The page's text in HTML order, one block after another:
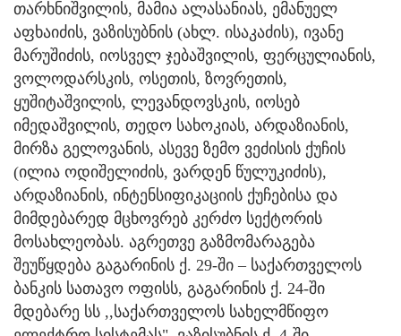
თარხნიშვილის, მამია ალასანიას, ემანუელ
აფხაიძის, ვაზისუბნის (ახლ. ისაკაძის), ივანე
მარუშიძის, იოსველ ჯებაშვილის, ფერცულიანის,
ვოლოდარსკის, ოსეთის, ზოვრეთის,
ყუშიტაშვილის, ლევანდოვსკის, იოსებ
იმედაშვილის, თედო სახოკიას, არდაზიანის,
მირზა გელოვანის, ასევე ზემო ვეძისის ქუჩის
(ილია ოდიშელიძის, ვარდენ წულუკიძის),
არდაზიანის, ინტენსიფიკაციის ქუჩებისა და
მიმდებარედ მცხოვრებ კერძო სექტორის
მოსახლეობას. აგრეთვე გაზმომარაგება
შეუწყდება გაგარინის ქ. 29-ში – საქართველოს
ბანკის სათავო ოფისს, გაგარინის ქ. 24-ში
მდებარე სს ,,საქართველოს სახელმწიფო